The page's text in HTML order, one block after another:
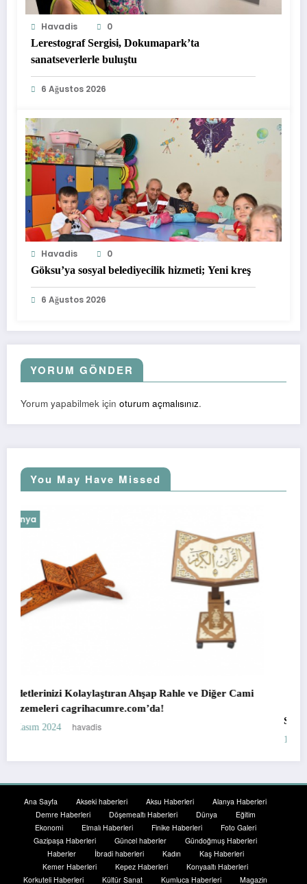
Havadis
0
Lerestograf Sergisi, Dokumapark’ta
sanatseverlerle buluştu
6 Ağustos 2026
Havadis
0
Göksu’ya sosyal belediyecilik hizmeti; Yeni kreş
6 Ağustos 2026
YORUM GÖNDER
Yorum yapabilmek için oturum açmalısınız.
You May Have Missed
Diğer Cami
Sapanca’da Doğa ile İç İçe Bir Tatil: Bungalov
Ana Sayfa Akseki haberleri Aksu Haberleri
Alanya Haberleri
Demre Haberleri
Döşemealtı Haberleri Dünya
Eğitim
Ekonomi
Elmalı Haberleri Finike Haberleri
Foto Galeri
Gazipaşa Haberleri
Güncel haberler
Gündoğmuş Haberleri
Haberler
İbradi haberleri Kadın
Kaş Haberleri
Kemer Haberleri
Kepez Haberleri Konyaaltı Haberleri